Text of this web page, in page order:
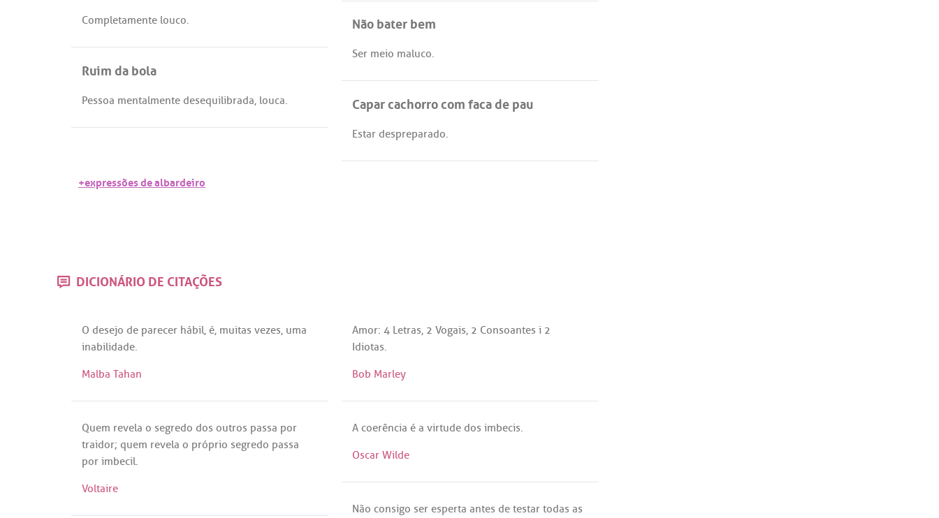
Completamente louco. Não bater bem
Ser meio maluco.
Ruim da bola
Pessoa mentalmente desequilibrada, louca. Capar cachorro com faca de pau
Estar despreparado.
+expressões de albardeiro
DICIONÁRIO DE CITAÇÕES
O desejo de parecer hábil, é, muitas vezes, uma
inabilidade.
Malba Tahan
Amor: 4 Letras, 2 Vogais, 2 Consoantes i 2
Idiotas.
Bob Marley
Quem revela o segredo dos outros passa por
traidor; quem revela o próprio segredo passa
por imbecil.
Voltaire
A coerência é a virtude dos imbecis.
Oscar Wilde
Não consigo ser esperta antes de testar todas as